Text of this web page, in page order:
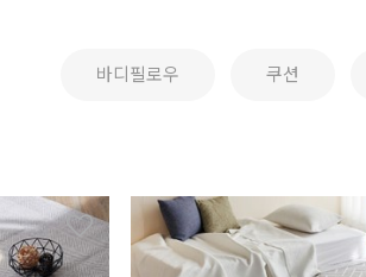
바디필로우 쿠션